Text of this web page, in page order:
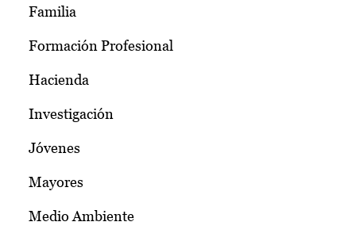
Familia
Formación Profesional
Hacienda
Investigación
Jóvenes
Mayores
Medio Ambiente